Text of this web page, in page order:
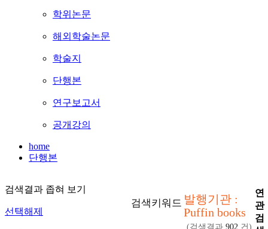
학위논문
해외학술논문
학술지
단행본
연구보고서
공개강의
home
단행본
검색결과 좁혀 보기
선택해제
검색키워드 발행기관 :
Puffin books
(검색결과 902 건)
연
관
검